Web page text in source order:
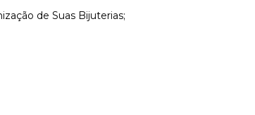
de Suas Bijuterias;